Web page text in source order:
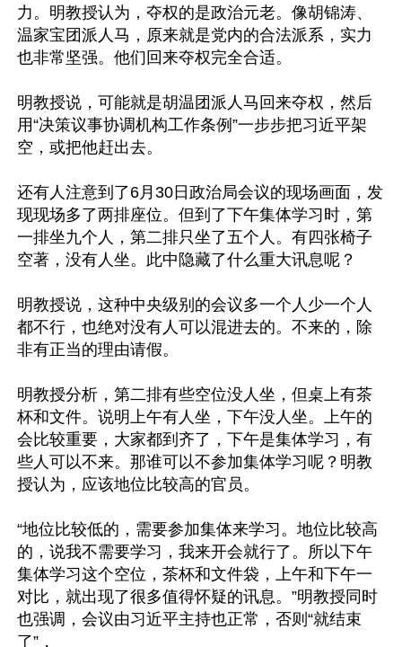
力。明教授认为，夺权的是政治元老。像胡锦涛、
温家宝团派人马，原来就是党内的合法派系，实力
也非常坚强。他们回来夺权完全合适。
明教授说，可能就是胡温团派人马回来夺权，然后
用“决策议事协调机构工作条例”一步步把习近平架
空，或把他赶出去。
还有人注意到了6月30日政治局会议的现场画面，发
现现场多了两排座位。但到了下午集体学习时，第
一排坐九个人，第二排只坐了五个人。有四张椅子
空著，没有人坐。此中隐藏了什么重大讯息呢？
明教授说，这种中央级别的会议多一个人少一个人
都不行，也绝对没有人可以混进去的。不来的，除
非有正当的理由请假。
明教授分析，第二排有些空位没人坐，但桌上有茶
杯和文件。说明上午有人坐，下午没人坐。上午的
会比较重要，大家都到齐了，下午是集体学习，有
些人可以不来。那谁可以不参加集体学习呢？明教
授认为，应该地位比较高的官员。
“地位比较低的，需要参加集体来学习。地位比较高
的，说我不需要学习，我来开会就行了。所以下午
集体学习这个空位，茶杯和文件袋，上午和下午一
对比，就出现了很多值得怀疑的讯息。”明教授同时
也强调，会议由习近平主持也正常，否则“就结束
了”，